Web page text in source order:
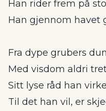
Han rider frem på
Han gjennom havet
Fra dype grubers
Med visdom aldri
Sitt lyse råd han
Til det han vil, er